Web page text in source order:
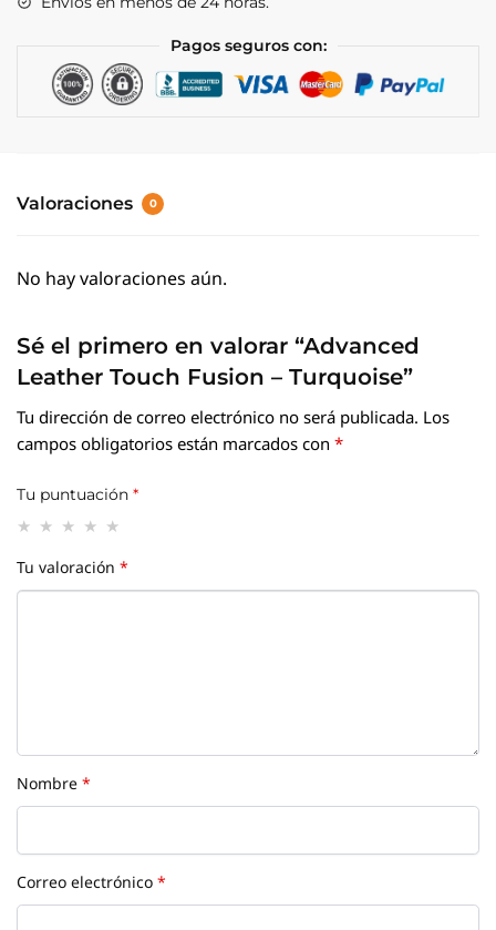
Turquoise
Pagos seguros con:
Valoraciones 0
No hay valoraciones aún.
Sé el primero en valorar “Advanced
Leather Touch Fusion – Turquoise”
Tu dirección de correo electrónico no será publicada.Los
campos obligatorios están marcados con*
Tu puntuación *
Tu valoración*
Nombre*
Correo electrónico*